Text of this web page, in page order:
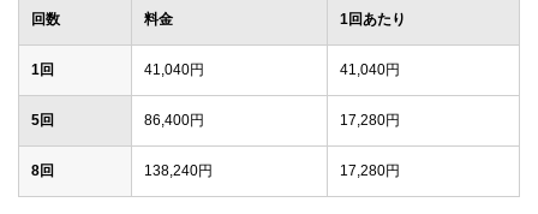
回数 料金 1回あたり
1回 41,040円 41,040円
5回 86,400円 17,280円
8回 138,240円 17,280円